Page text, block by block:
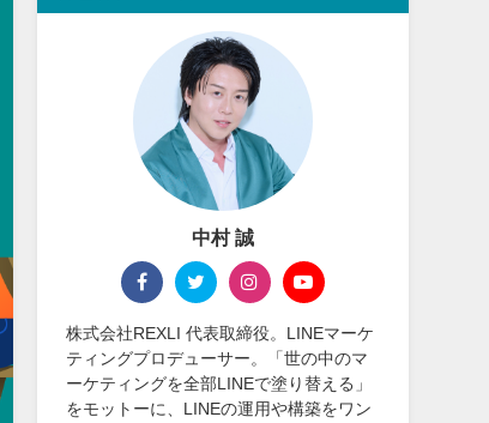
中村 誠
株式会社REXLI 代表取締役。LINEマーケ
ティングプロデューサー。「世の中のマ
ーケティングを全部LINEで塗り替える」
をモットーに、LINEの運用や構築をワン